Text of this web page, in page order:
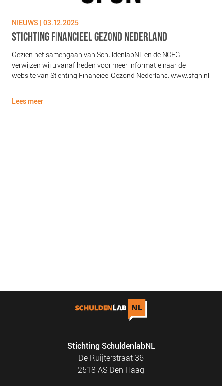
NIEUWS | 03.12.2025
STICHTING FINANCIEEL GEZOND NEDERLAND
Gezien het samengaan van SchuldenlabNL en de NCFG
verwijzen wij u vanaf heden voor meer informatie naar de
website van Stichting Financieel Gezond Nederland: www.sfgn.nl
Lees meer
Stichting SchuldenlabNL
De Ruijterstraat 36
2518 AS Den Haag